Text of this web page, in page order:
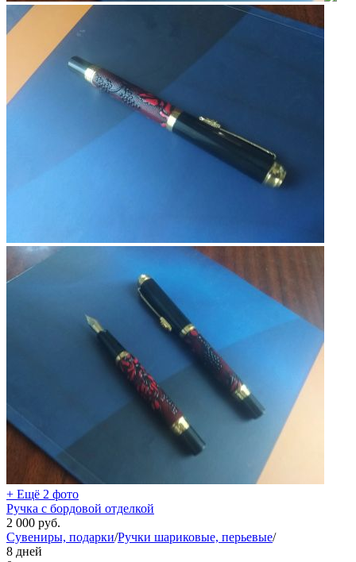
+ Ещё 2 фото
Ручка с бордовой отделкой
2 000 руб.
Сувениры, подарки/Ручки шариковые, перьевые/
8 дней